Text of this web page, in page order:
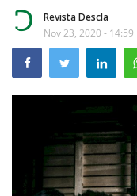
Desporto
Educação
Revista Descla
Nov 23, 2020 - 14:59